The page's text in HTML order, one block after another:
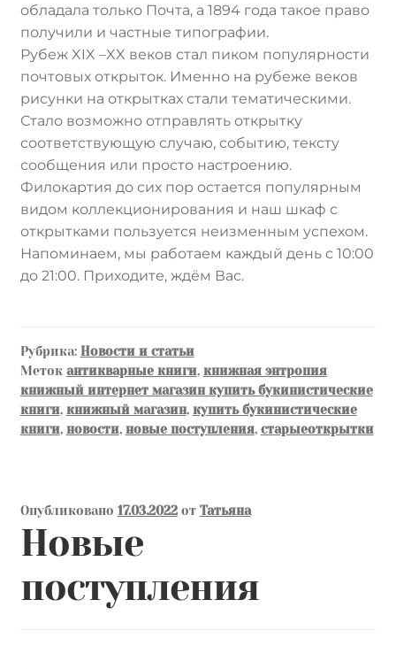
обладала только Почта, а 1894 года такое право
получили и частные типографии.
Рубеж XIX –XX веков стал пиком популярности
почтовых открыток. Именно на рубеже веков
рисунки на открытках стали тематическими.
Стало возможно отправлять открытку
соответствующую случаю, событию, тексту
сообщения или просто настроению.
Филокартия до сих пор остается популярным
видом коллекционирования и наш шкаф с
открытками пользуется неизменным успехом.
Напоминаем, мы работаем каждый день с 10:00
до 21:00. Приходите, ждём Вас.
Рубрика: Новости и статьи
Меток антикварные книги, книжная энтропия
книжный интернет магазин купить букинистические
книги, книжный магазин, купить букинистические
книги, новости, новые поступления, старыеоткрытки
Опубликовано 17.03.2022 от Татьяна
Новые
поступления